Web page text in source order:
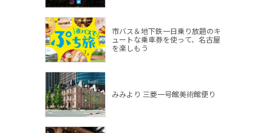
市バス＆地下鉄一日乗り放題のキ
ュートな乗車券を使って、名古屋
を楽しもう
みみより 三菱一号館美術館便り